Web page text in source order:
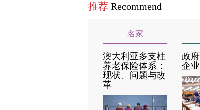
推荐 Recommend
名家
澳大利亚多支柱
养老保险体系：
现状、问题与改
革
政
企